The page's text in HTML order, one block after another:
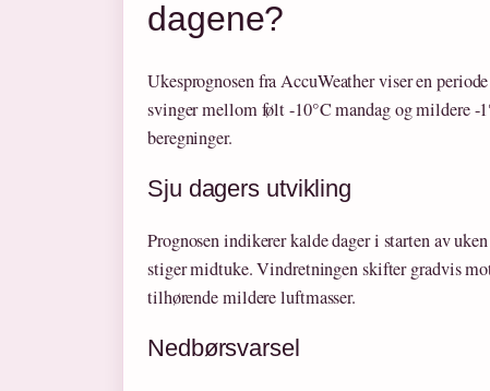
dagene?
Ukesprognosen fra AccuWeather viser en
svinger mellom følt -10°C mandag og mildere -
beregninger.
Sju dagers utvikling
Prognosen indikerer kalde dager i starten av
stiger midtuke. Vindretningen skifter gradvis
tilhørende mildere luftmasser.
Nedbørsvarsel